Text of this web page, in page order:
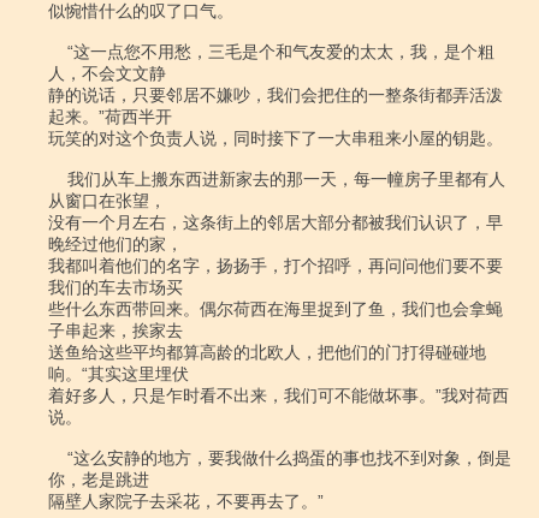
似惋惜什么的叹了口气。
人，不会文文静
静的说话，只要邻居不嫌吵，我们会把住的一整条街都弄活泼
起来。”荷西半开
玩笑的对这个负责人说，同时接下了一大串租来小屋的钥匙。
从窗口在张望，
没有一个月左右，这条街上的邻居大部分都被我们认识了，早
晚经过他们的家，
我都叫着他们的名字，扬扬手，打个招呼，再问问他们要不要
我们的车去市场买
些什么东西带回来。偶尔荷西在海里捉到了鱼，我们也会拿蝇
子串起来，挨家去
送鱼给这些平均都算高龄的北欧人，把他们的门打得碰碰地
响。“其实这里埋伏
着好多人，只是乍时看不出来，我们可不能做坏事。”我对荷西
说。
你，老是跳进
隔壁人家院子去采花，不要再去了。”